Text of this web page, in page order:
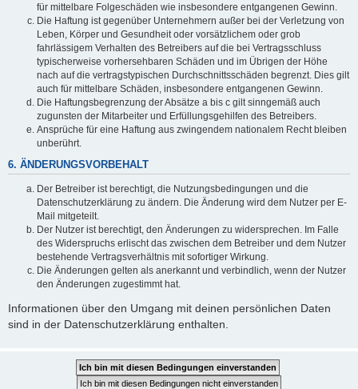
für mittelbare Folgeschäden wie insbesondere entgangenen Gewinn.
Die Haftung ist gegenüber Unternehmern außer bei der Verletzung von
Leben, Körper und Gesundheit oder vorsätzlichem oder grob
fahrlässigem Verhalten des Betreibers auf die bei Vertragsschluss
typischerweise vorhersehbaren Schäden und im Übrigen der Höhe
nach auf die vertragstypischen Durchschnittsschäden begrenzt. Dies gilt
auch für mittelbare Schäden, insbesondere entgangenen Gewinn.
Die Haftungsbegrenzung der Absätze a bis c gilt sinngemäß auch
zugunsten der Mitarbeiter und Erfüllungsgehilfen des Betreibers.
Ansprüche für eine Haftung aus zwingendem nationalem Recht bleiben
unberührt.
6. ÄNDERUNGSVORBEHALT
Der Betreiber ist berechtigt, die Nutzungsbedingungen und die
Datenschutzerklärung zu ändern. Die Änderung wird dem Nutzer per E-
Mail mitgeteilt.
Der Nutzer ist berechtigt, den Änderungen zu widersprechen. Im Falle
des Widerspruchs erlischt das zwischen dem Betreiber und dem Nutzer
bestehende Vertragsverhältnis mit sofortiger Wirkung.
Die Änderungen gelten als anerkannt und verbindlich, wenn der Nutzer
den Änderungen zugestimmt hat.
Informationen über den Umgang mit deinen persönlichen Daten
sind in der Datenschutzerklärung enthalten.